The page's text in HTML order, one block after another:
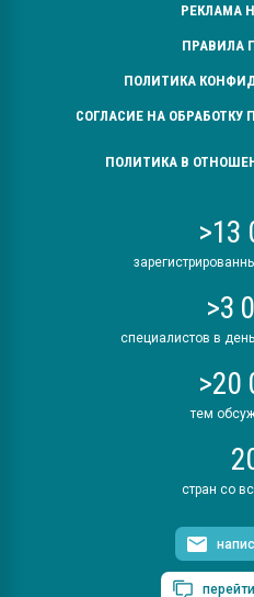
РЕКЛАМА
ПРАВИЛА
ПОЛИТИКА
СОГЛАСИЕ НА
ПОЛИТИКА В
>13
>3
специалистов в
>20
тем
стран со